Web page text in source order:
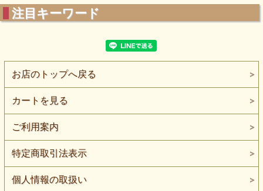
注目キーワード
お店のトップへ戻る
カートを見る
ご利用案内
特定商取引法表示
個人情報の取扱い